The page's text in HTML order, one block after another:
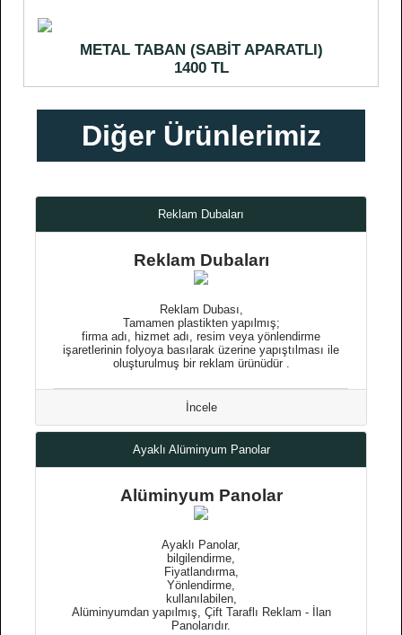
METAL TABAN (SABİT APARATLI)
1400 TL
Diğer Ürünlerimiz
Reklam Dubaları
Reklam Dubaları
Reklam Dubası,
Tamamen plastikten yapılmış;
firma adı, hizmet adı, resim veya yönlendirme
işaretlerinin folyoya basılarak üzerine yapıştılması ile
oluşturulmuş bir reklam ürünüdür .
İncele
Ayaklı Alüminyum Panolar
Alüminyum Panolar
Ayaklı Panolar,
bilgilendirme,
Fiyatlandırma,
Yönlendirme,
kullanılabilen,
Alüminyumdan yapılmış, Çift Taraflı Reklam - İlan
Panolarıdır.